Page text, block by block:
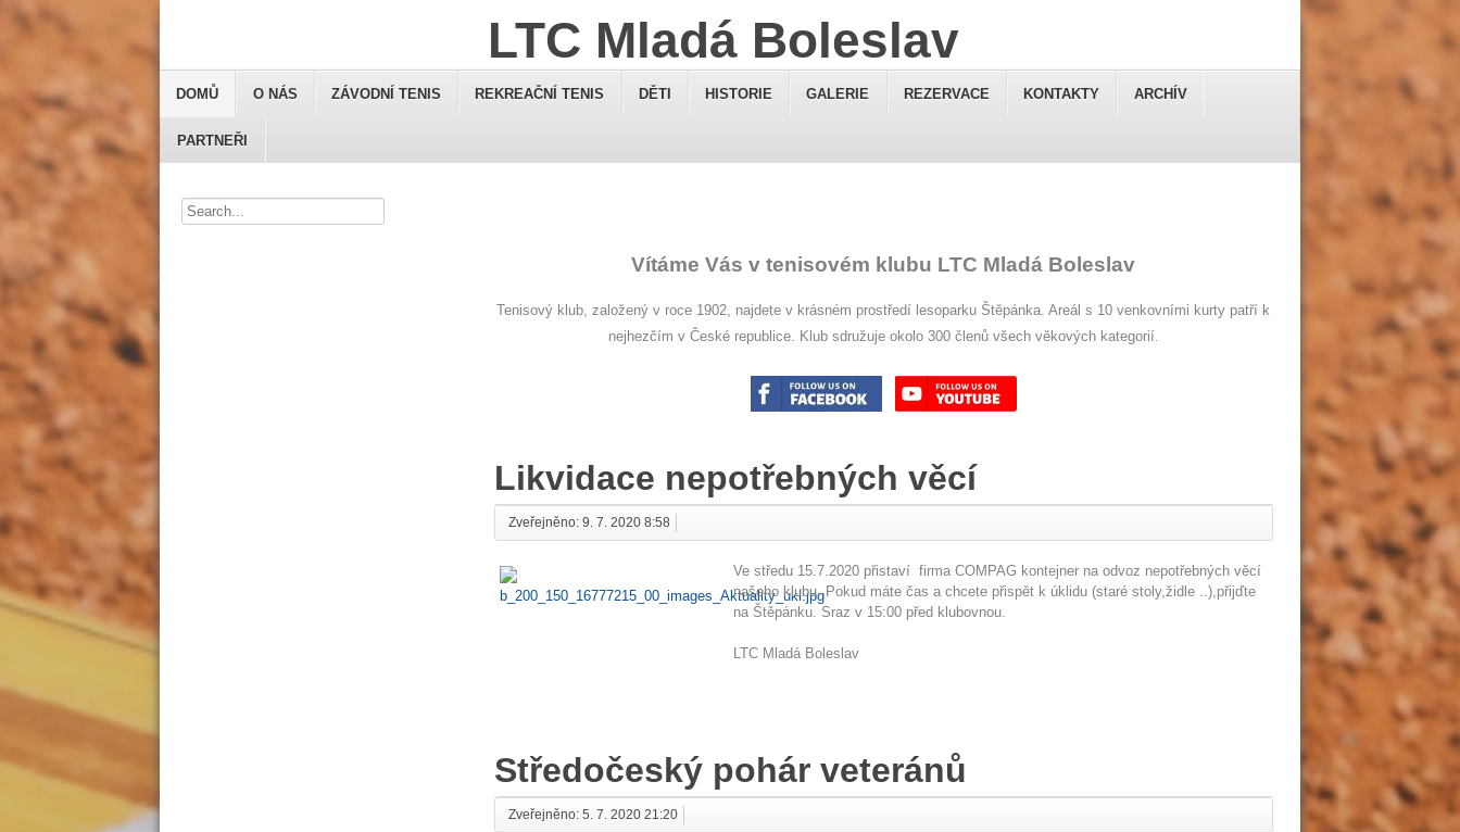
LTC Mladá Boleslav
DOMŮ O NÁS ZÁVODNÍ TENIS REKREAČNÍ TENIS DĚTI HISTORIE GALERIE REZERVACE KONTAKTY ARCHÍV
PARTNEŘI
Vítáme Vás v tenisovém klubu LTC Mladá Boleslav
Tenisový klub, založený v roce 1902, najdete v krásném prostředí lesoparku Štěpánka. Areál s 10 venkovními kurty patří k
nejhezčím v České republice. Klub sdružuje okolo 300 členů všech věkových kategorií.
Likvidace nepotřebných věcí
Zveřejněno: 9. 7. 2020 8:58
Ve středu 15.7.2020 přistaví firma COMPAG kontejner na odvoz nepotřebných věcí
našeho klubu. Pokud máte čas a chcete přispět k úklidu (staré stoly,židle ..),přijďte
na Štěpánku. Sraz v 15:00 před klubovnou.
LTC Mladá Boleslav
Středočeský pohár veteránů
Zveřejněno: 5. 7. 2020 21:20